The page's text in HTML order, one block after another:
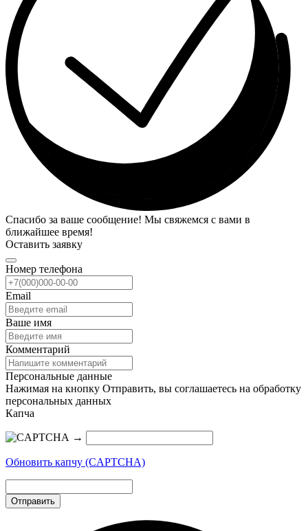
Спасибо за ваше сообщение! Мы свяжемся с вами в
ближайшее время!
Оставить заявку
Номер телефона
Email
Ваше имя
Комментарий
Персональные данные
Нажимая на кнопку Отправить, вы соглашаетесь на обработку
персональных данных
Капча
→
Обновить капчу (CAPTCHA)
Отправить